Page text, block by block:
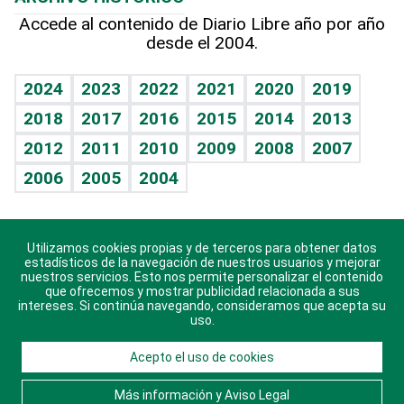
Hablando con el pediatra
Vida y familia
Eñe
Celebrando la vida
Sin complejos
En pocas palabras
Escuchando al corazón
Economía Personal
BRV
TBT Deportivo
Columnistas
Más firmas
Hecho en casa
Guía del dinero
Cumpleaños
Horóscopos
Juegos
Accede al contenido de Diario Libre año por año
desde el 2004.
2024 2023 2022 2021 2020
2019
2018
2017 2016 2015 2014
2013
2012
2011 2010 2009 2008
2007
2006
2005 2004
Descarga nuestras aplicaciones para Android, iOS y
sistema Huawei.
© 2021 Diario Libre, todos los derechos reservados.
Consulta elAviso Legal. Ponte en Contacto
Utilizamos cookies propias y de terceros para obtener datos
estadísticos de la navegación de nuestros usuarios y mejorar
nuestros servicios. Esto nos permite personalizar el contenido
que ofrecemos y mostrar publicidad relacionada a sus
intereses. Si continúa navegando, consideramos que acepta su
uso.
Acepto el uso de cookies
Más información y Aviso Legal